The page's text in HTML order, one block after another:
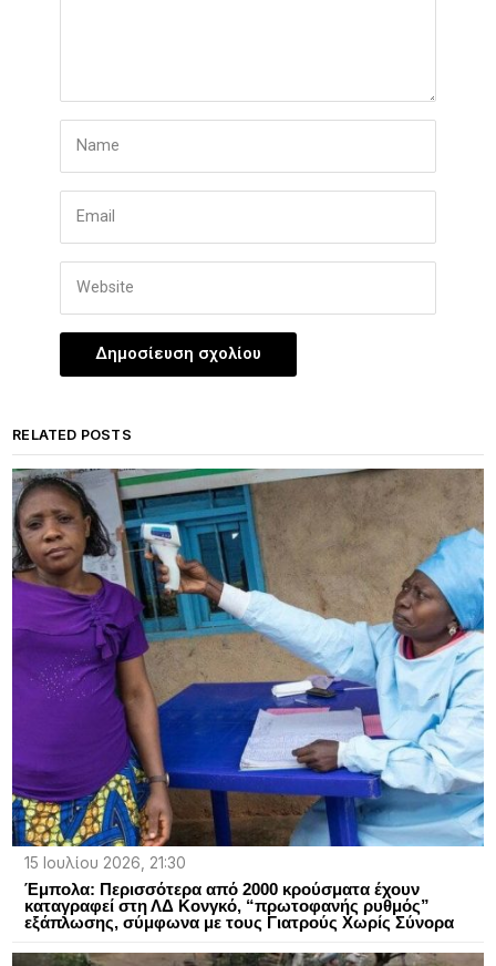
RELATED POSTS
15 Ιουλίου 2026, 21:30
Έμπολα: Περισσότερα από 2000 κρούσματα έχουν
καταγραφεί στη ΛΔ Κονγκό, “πρωτοφανής ρυθμός”
εξάπλωσης, σύμφωνα με τους Γιατρούς Χωρίς Σύνορα